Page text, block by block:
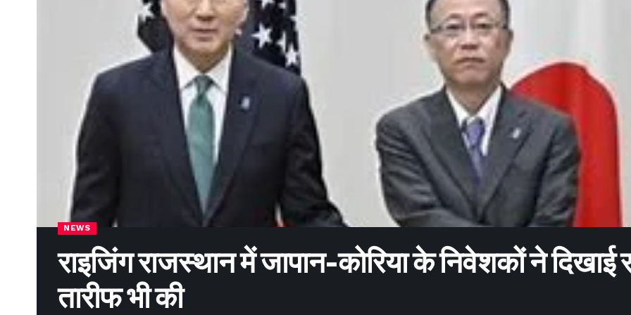
NEWS
राइजिंग राजस्थान में जापान-कोरिया के निवेशकों ने दिखाई
तारीफ भी की